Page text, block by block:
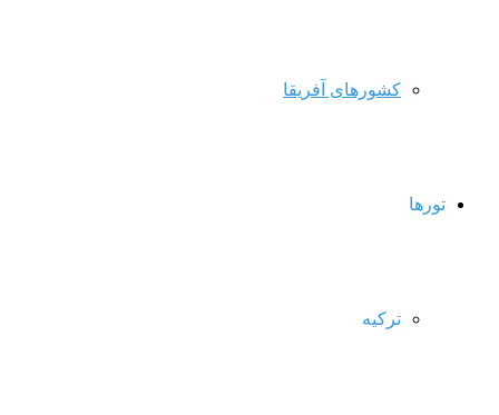
کشورهای آفریقا
تورها
ترکیه